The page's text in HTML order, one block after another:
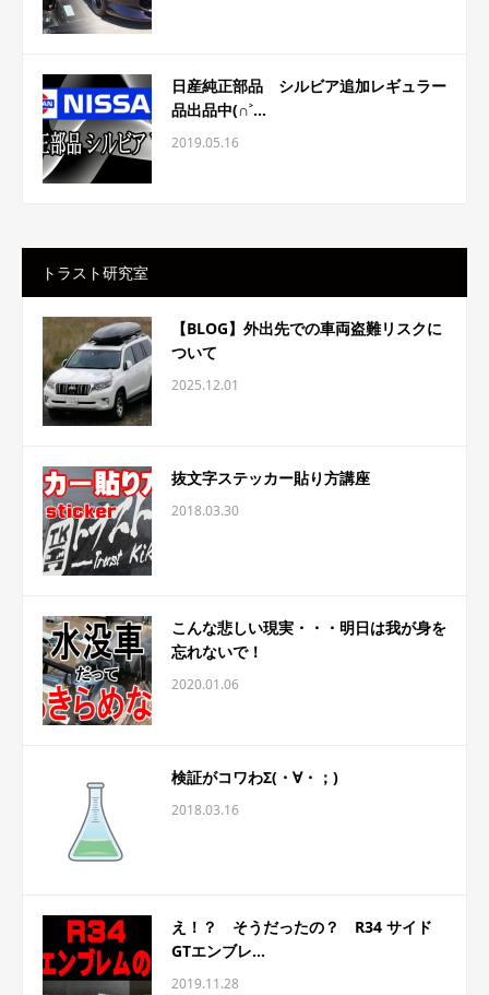
日産純正部品 シルビア追加レギュラー
品出品中(∩˃...
2019.05.16
トラスト研究室
【BLOG】外出先での車両盗難リスクに
ついて
2025.12.01
抜文字ステッカー貼り方講座
2018.03.30
こんな悲しい現実・・・明日は我が身を
忘れないで！
2020.01.06
検証がコワわΣ(・∀・；)
2018.03.16
え！？ そうだったの？ R34 サイド
GTエンブレ...
2019.11.28